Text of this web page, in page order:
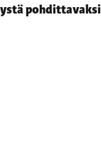
pohdittavaksi